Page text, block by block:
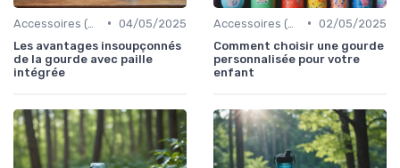
• 04/05/2025
Les avantages insoupçonnés
de la gourde avec paille
intégrée
• 02/05/2025
Comment choisir une gourde
personnalisée pour votre
enfant